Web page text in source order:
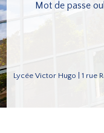
Mot de passe
Lycée Victor Hugo | 1 rue